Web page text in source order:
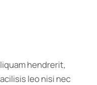
hendrerit,
leo nisi nec